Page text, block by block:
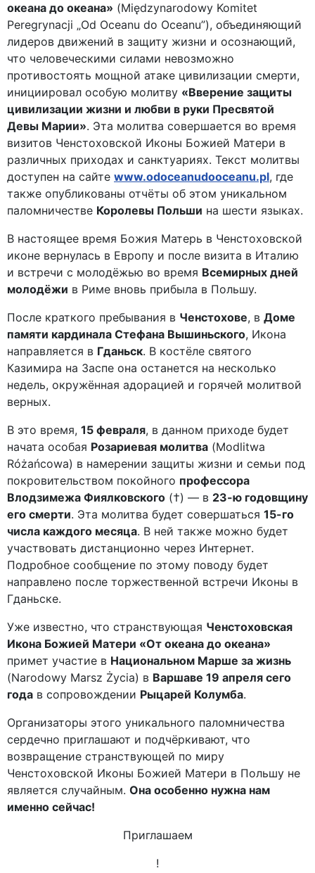
океана до океана» (Międzynarodowy Komitet
Peregrynacji „Od Oceanu do Oceanu”), объединяющий
лидеров движений в защиту жизни и осознающий,
что человеческими силами невозможно
противостоять мощной атаке цивилизации смерти,
инициировал особую молитву «Вверение защиты
цивилизации жизни и любви в руки Пресвятой
Девы Марии». Эта молитва совершается во время
визитов Ченстоховской Иконы Божией Матери в
различных приходах и санктуариях. Текст молитвы
доступен на сайте www.odoceanudooceanu.pl, где
также опубликованы отчёты об этом уникальном
паломничестве Королевы Польши на шести языках.
В настоящее время Божия Матерь в Ченстоховской
иконе вернулась в Европу и после визита в Италию
и встречи с молодёжью во время Всемирных дней
молодёжи в Риме вновь прибыла в Польшу.
После краткого пребывания в Ченстохове, в Доме
памяти кардинала Стефана Вышиньского, Икона
направляется в Гданьск. В костёле святого
Казимира на Заспе она останется на несколько
недель, окружённая адорацией и горячей молитвой
верных.
В это время, 15 февраля, в данном приходе будет
начата особая Розариевая молитва (Modlitwa
Różańcowa) в намерении защиты жизни и семьи под
покровительством покойного профессора
Влодзимежа Фиялковского (†) — в 23-ю годовщину
его смерти. Эта молитва будет совершаться 15-го
числа каждого месяца. В ней также можно будет
участвовать дистанционно через Интернет.
Подробное сообщение по этому поводу будет
направлено после торжественной встречи Иконы в
Гданьске.
Уже известно, что странствующая Ченстоховская
Икона Божией Матери «От океана до океана»
примет участие в Национальном Марше за жизнь
(Narodowy Marsz Życia) в Варшаве 19 апреля сего
года в сопровождении Рыцарей Колумба.
Организаторы этого уникального паломничества
сердечно приглашают и подчёркивают, что
возвращение странствующей по миру
Ченстоховской Иконы Божией Матери в Польшу не
является случайным. Она особенно нужна нам
именно сейчас!
Приглашаем
!